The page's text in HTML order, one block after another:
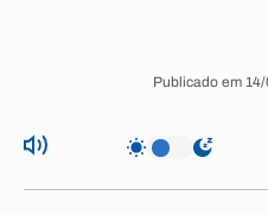
Publicado em